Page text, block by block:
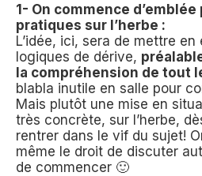
1- On commence
pratiques sur l’herbe :
L’idée, ici, sera de mettre
logiques de dérive,
la compréhension de tout
blabla inutile en salle pour
Mais plutôt une mise en
très concrète, sur l’herbe,
rentrer dans le vif du sujet!
même le droit de discuter
de commencer 🙂